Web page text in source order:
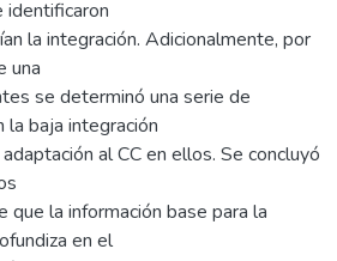
identificaron
la integración. Adicionalmente, por
una
se determinó una serie de
la baja integración
al CC en ellos. Se concluyó
que la información base para la
en el